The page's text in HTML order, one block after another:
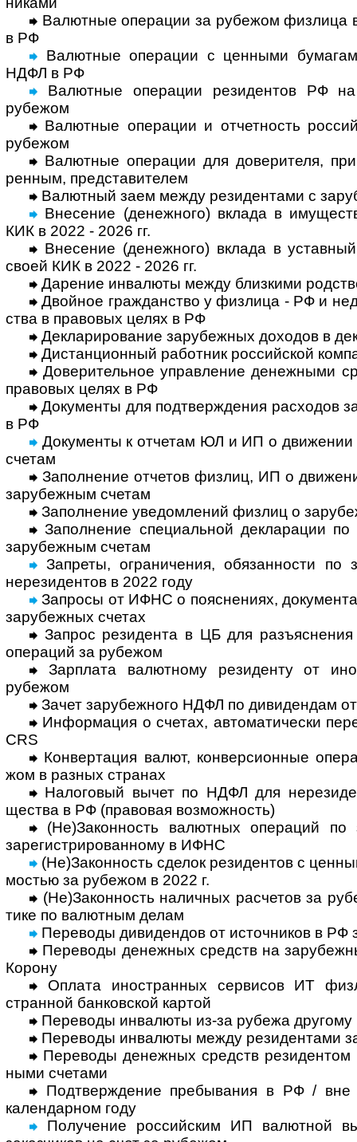
Валютные операции за рубежом физлица
в РФ
Валютные операции с ценными
НДФЛ в РФ
Валютные операции резидентов РФ на
рубежом
Валютные операции и отчетность
рубежом
Валютные операции для доверителя,
рен­ным, пред­ста­ви­телем
Валютный заем между резидентами с
Внесение (денежного) вклада в
КИК в 2022 - 2026 гг.
Внесение (денежного) вклада в
своей КИК в 2022 - 2026 гг.
Дарение инвалюты между близкими
Двойное гражданство у физлица - РФ и
ства в право­вых целях в РФ
Декларирование зарубежных доходов в
Дистанционный работник российской
Доверительное управление денежными
право­вых целях в РФ
Документы для подтверждения расхо­дов
в РФ
Документы к отчетам ЮЛ и ИП о движении
счетам
Заполнение отчетов физлиц, ИП о
зару­беж­ным счетам
Заполнение уведомлений физлиц о
Заполнение специальной декларации
зару­беж­ным счетам
Запреты, ограничения, обязан­ности по
нере­зи­ден­тов в 2022 году
Запросы от ИФНС о поясне­ниях,
зару­беж­ных счетах
Запрос резидента в ЦБ для
опе­ра­ций за ру­бежом
Зарплата валютному резиденту от
рубежом
Зачет зарубежного НДФЛ по дивидендам
Информация о счетах, автома­тически
CRS
Конвертация валют, конверсионные
жом в раз­ных странах
Налоговый вычет по НДФЛ для
щества в РФ (право­вая воз­мож­ность)
(Не)Законность валютных операций по
заре­гист­ри­ро­ван­ному в ИФНС
(Не)Законность сделок резидентов с
мостью за рубежом в 2022 г.
(Не)Законность наличных расчетов за
тике по валют­ным делам
Переводы дивидендов от источников в РФ
Переводы денежных средств на
Корону
Оплата иностранных сервисов ИТ
стран­ной бан­ков­ской картой
Переводы инвалюты из-за рубежа другому
Переводы инвалюты между резидентами
Переводы денежных средств
ными счетами
Подтверждение пребывания в РФ /
кален­дар­ном году
Получение рос­сий­ским ИП валют­ной